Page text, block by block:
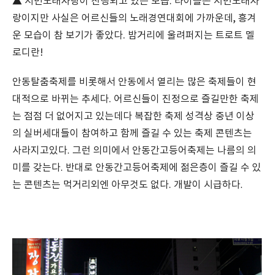
랑이지만 사실은 어르신들의 노래경연대회에 가까운데, 흥겨
운 모습이 참 보기가 좋았다. 밤거리에 울려퍼지는 트로트 멜
로디란!
안동탈춤축제를 비롯해서 안동에서 열리는 많은 축제들이 현
대적으로 바뀌는 추세다. 어르신들이 진정으로 즐길만한 축제
는 점점 더 없어지고 있는데다 복잡한 축제 성격상 중년 이상
의 실버세대들이 참여하고 함께 즐길 수 있는 축제 콘텐츠는
사라지고있다. 그런 의미에서 안동간고등어축제는 나름의 의
미를 갖는다. 반대로 안동간고등어축제에 젊은층이 즐길 수 있
는 콘텐츠는 먹거리외엔 아무것도 없다. 개발이 시급하다.